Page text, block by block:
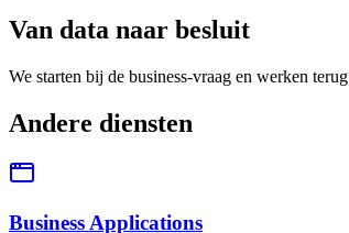
Van data naar besluit
We starten bij de business-vraag en werken
Andere diensten
Business Applications